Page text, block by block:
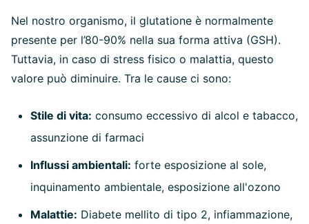
Nel nostro organismo, il glutatione è normalmente
presente per l’80-90% nella sua forma attiva (GSH).
Tuttavia, in caso di stress fisico o malattia, questo
valore può diminuire. Tra le cause ci sono:
Stile di vita: consumo eccessivo di alcol e tabacco,
assunzione di farmaci
Influssi ambientali: forte esposizione al sole,
inquinamento ambientale, esposizione all'ozono
Malattie: Diabete mellito di tipo 2, infiammazione,